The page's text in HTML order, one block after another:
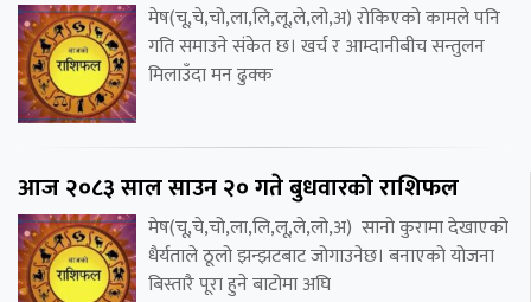
मेष(चू,चे,चो,ला,लि,लू,ले,लो,अ) रोकिएको कामले पनि
गति समाउने संकेत छ। खर्च र आम्दानीबीच सन्तुलन
मिलाउँदा मन ढुक्क
आज २०८३ साल साउन २० गते बुधवारको राशिफल
मेष(चू,चे,चो,ला,लि,लू,ले,लो,अ) सानो कुरामा देखाएको
धैर्यताले ठूलो झन्झटबाट जोगाउनेछ। बनाएको योजना
बिस्तारै पूरा हुने बाटोमा अघि